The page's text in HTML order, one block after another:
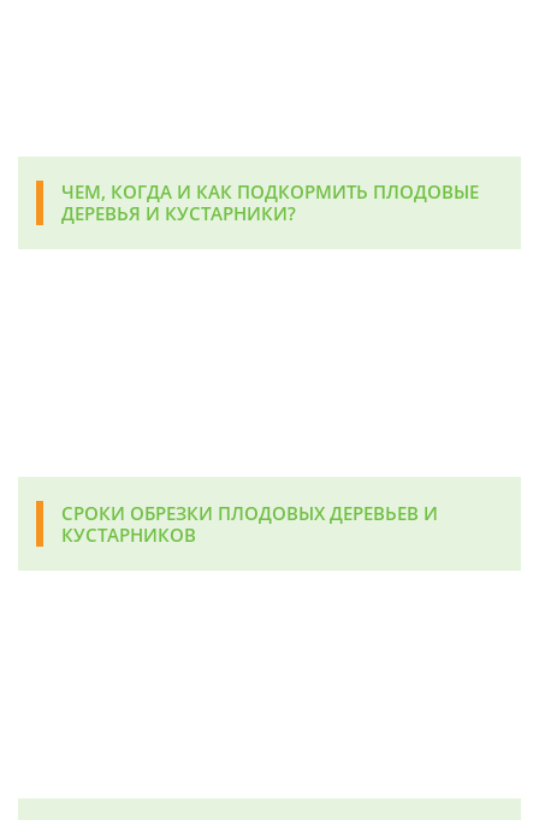
ЧЕМ, КОГДА И КАК ПОДКОРМИТЬ ПЛОДОВЫЕ
ДЕРЕВЬЯ И КУСТАРНИКИ?
СРОКИ ОБРЕЗКИ ПЛОДОВЫХ ДЕРЕВЬЕВ И
КУСТАРНИКОВ